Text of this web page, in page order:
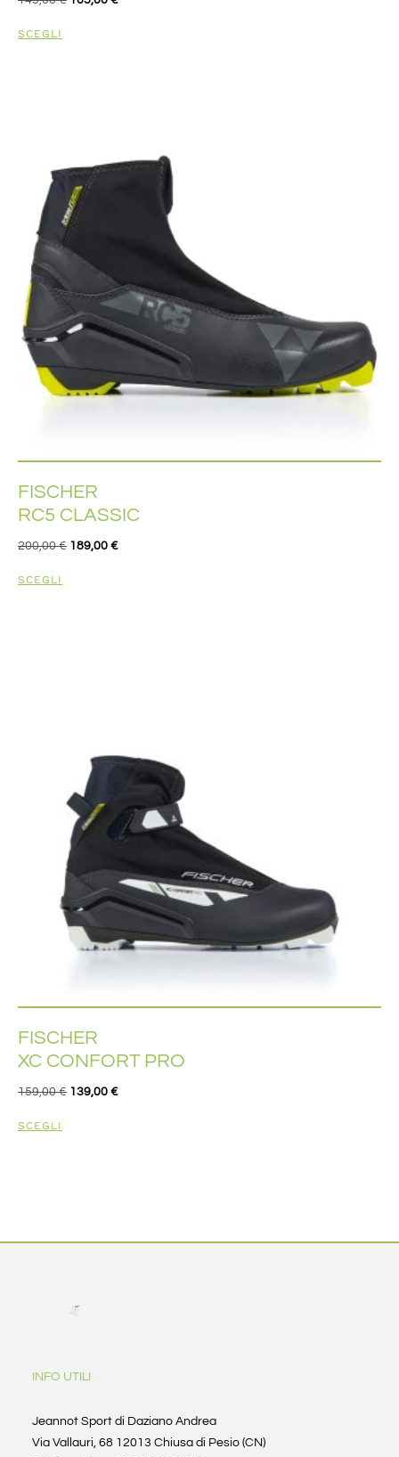
SCEGLI
FISCHER
RC5 CLASSIC
200,00€ 189,00 €
SCEGLI
FISCHER
XC CONFORT PRO
159,00€ 139,00 €
SCEGLI
INFO UTILI
Jeannot Sport di Daziano Andrea
Via Vallauri, 68 12013 Chiusa di Pesio (CN)